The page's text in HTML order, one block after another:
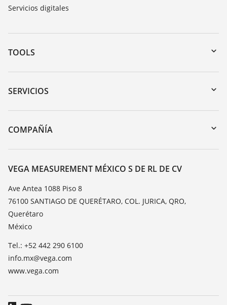
Servicios digitales
TOOLS
Zona de descarga
Búsqueda por número de serie
DTM Collection/PACTware
SERVICIOS
Devolución de instrumentos
Cursos de formacion
TeamViewer
COMPAÑÍA
Acerca de VEGA
Contacto
Notícias
Prensa
Blog
VEGA MEASUREMENT MÉXICO S DE RL DE CV
Ave Antea 1088 Piso 8
76100 SANTIAGO DE QUERÉTARO, COL. JURICA, QRO,
Querétaro
México
Tel.: +52 442 290 6100
info.mx@vega.com
www.vega.com